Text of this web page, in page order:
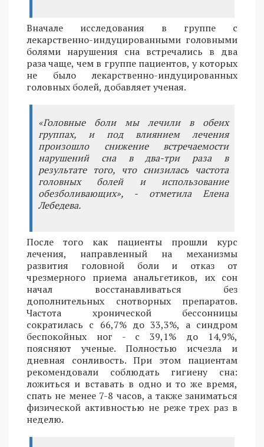
Вначале исследования в группе с
лекарственно-индуцированными головными
болями нарушения сна встречались в два
раза чаще, чем в группе пациентов, у которых
не было лекарственно-индуцированных
головных болей, добавляет ученая.
«Головные боли мы лечили в обеих
группах, и под влиянием лечения
произошло снижение встречаемости
нарушений сна в два-три раза в
результате того, что снизилась частота
головных болей и использование
обезболивающих», - отметила Елена
Лебедева.
После того как пациенты прошли курс
лечения, направленный на механизмы
развития головной боли и отказ от
чрезмерного приема анальгетиков, их сон
начал восстанавливаться без
дополнительных снотворных препаратов.
Частота хронической бессонницы
сократилась с 66,7% до 33,3%, а синдром
беспокойных ног - с 39,1% до 14,9%,
поясняют ученые. Полностью исчезла и
дневная сонливость. При этом пациентам
рекомендовали соблюдать гигиену сна:
ложиться и вставать в одно и то же время,
спать не менее 7-8 часов, а также заниматься
физической активностью не реже трех раз в
неделю.